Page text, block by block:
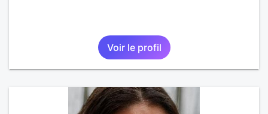
Voir le profil